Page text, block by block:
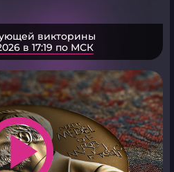
викторины
в 17:19 по МСК